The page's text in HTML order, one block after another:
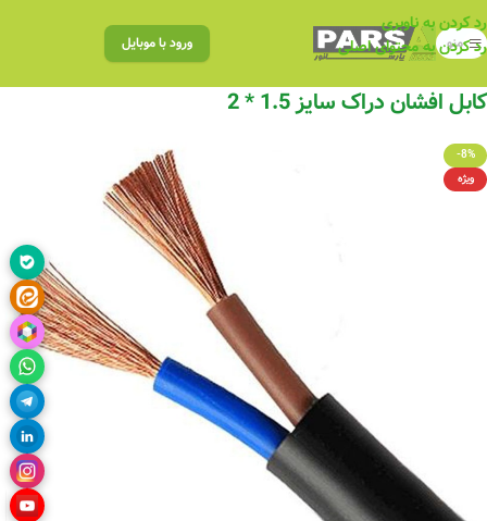
رد کردن به ناوبری
رد کردن به محتوای اصلی
منو ورود با موبایل
کابل افشان دراک سایز 1.5 * 2
-8%
ویژه